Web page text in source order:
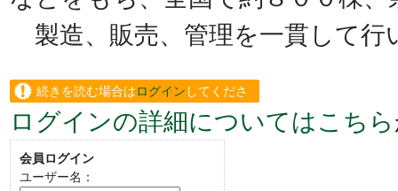
製造、販売、管理を一貫して行
続きを読む場合はログイン してくださ
い。
ログインの詳細についてはこちら
会員ログイン
ユーザー名：